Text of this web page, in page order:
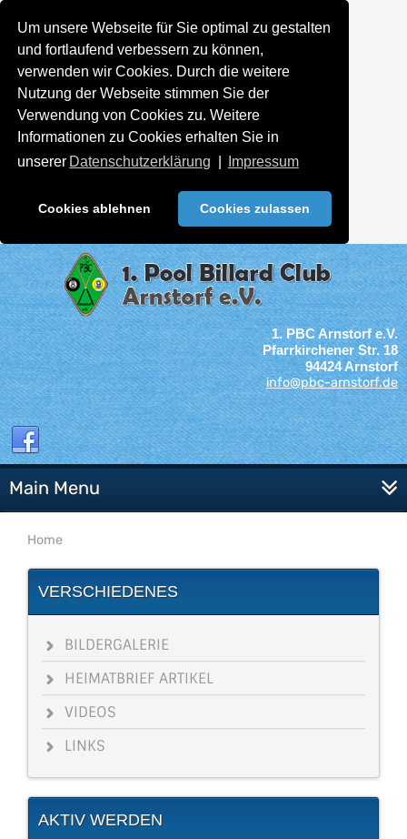
Um unsere Webseite für Sie optimal zu gestalten
und fortlaufend verbessern zu können,
verwenden wir Cookies. Durch die weitere
Nutzung der Webseite stimmen Sie der
Verwendung von Cookies zu. Weitere
Informationen zu Cookies erhalten Sie in
unserer Datenschutzerklärung Impressum
Cookies ablehnen Cookies zulassen
1. PBC Arnstorf e.V.
Pfarrkirchener Str. 18
94424 Arnstorf
info@pbc-arnstorf.de
Main Menu
Home
VERSCHIEDENES
BILDERGALERIE
HEIMATBRIEF ARTIKEL
VIDEOS
LINKS
AKTIV WERDEN